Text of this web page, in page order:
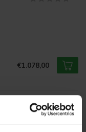
€1.078,00
€159,95
€139,95